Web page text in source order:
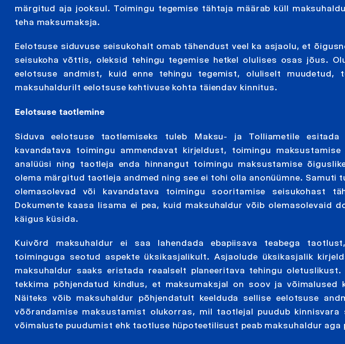
märgitud aja jooksul. Toimingu tegemise tähtaja määrab küll
teha maksumaksja.
Eelotsuse siduvuse seisukohalt omab tähendust veel ka asjaolu, et
seisukoha võttis, oleksid tehingu tegemise hetkel olulises osas jõus.
eelotsuse andmist, kuid enne tehingu tegemist, oluliselt muudetud,
maksuhaldurilt eelotsuse kehtivuse kohta täiendav kinnitus.
Eelotsuse taotlemine
Siduva eelotsuse taotlemiseks tuleb Maksu- ja Tolliametile
kavandatava toimingu ammendavat kirjeldust, toimingu
analüüsi ning taotleja enda hinnangut toimingu maksustamise
olema märgitud taotleja andmed ning see ei tohi olla anonüümne. Samuti
olemasolevad või kavandatava toimingu sooritamise seisukohast
Dokumente kaasa lisama ei pea, kuid maksuhaldur võib olemasolevaid
käigus küsida.
Kuivõrd maksuhaldur ei saa lahendada ebapiisava teabega
toiminguga seotud aspekte üksikasjalikult. Asjaolude üksikasjalik
maksuhaldur saaks eristada reaalselt planeeritava tehingu
tekkima põhjendatud kindlus, et maksumaksjal on soov ja võimalused
Näiteks võib maksuhaldur põhjendatult keelduda sellise eelotsuse
võõrandamise maksustamist olukorras, mil taotlejal puudub
võimaluste puudumist ehk taotluse hüpoteetilisust peab maksuhaldur aga